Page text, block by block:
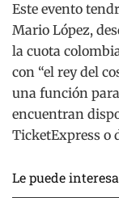
Este evento
Mario López,
la cuota
con “el rey del
una función
encuentran
TicketExpress o
Le puede